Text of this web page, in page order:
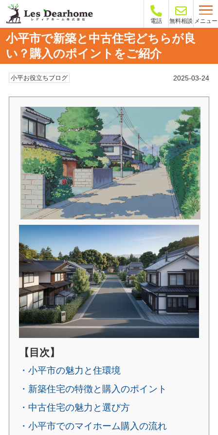
電話 無料相談 メニュー
小平市で新築と中古住宅どちらが良
い？購入のポイントをご紹介
小平お役立ちブログ 2025-03-24
【目次】
・小平市の魅力と住環境
・新築住宅の特徴と購入のポイント
・中古住宅の魅力と選び方
・小平市でのマイホーム購入の流れ